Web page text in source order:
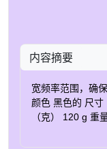
内容摘要
宽频率范围，确
颜色 黑色的 尺
（克） 120 g 重